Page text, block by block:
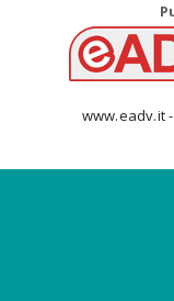
www.eadv.it